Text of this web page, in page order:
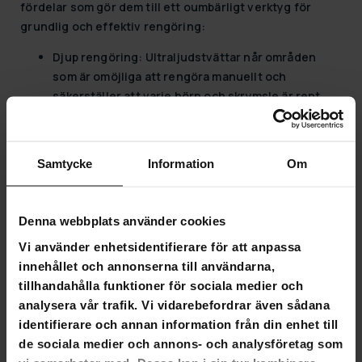
Samtycke Information Om
Denna webbplats använder cookies
Vi använder enhetsidentifierare för att anpassa
innehållet och annonserna till användarna,
tillhandahålla funktioner för sociala medier och
analysera vår trafik. Vi vidarebefordrar även sådana
identifierare och annan information från din enhet till
de sociala medier och annons- och analysföretag som
fördelar som gör dem till ett oumbärligt verktyg för
grundlig och effektiv rengöring:
Djup rengöring: Ultraljudstvättar når områden
som är omöjliga att rengöra manuellt och
säkerställer att varje hörn och skrymsle är rent.
Trots sin kraftfulla
rengöringseffekt är ultraljudstvättar skonsamma
Tidsbesparande:Dessa rengöringsenheter
andra uppgifter.
Miljövänlig:Ultraljudsrengöring kräver färre
starka kemikalier, vilket gör det till ett mer
miljövänligt alternativ.
Mångsidighet:Lämplig för ett brett utbud av
användningsområden, från smycken och klockor
till industriella delar och medicinska instrument.